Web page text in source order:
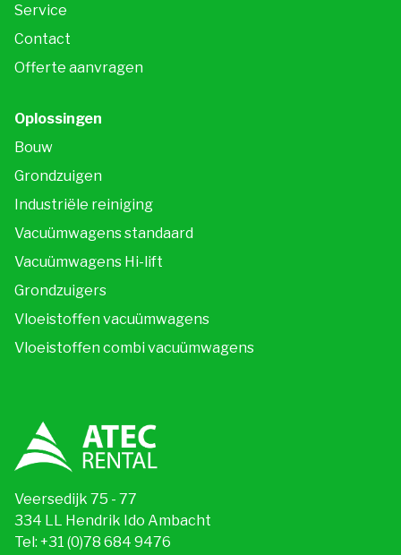
Service
Contact
Offerte aanvragen
Oplossingen
Bouw
Grondzuigen
Industriële reiniging
Vacuümwagens standaard
Vacuümwagens Hi-lift
Grondzuigers
Vloeistoffen vacuümwagens
Vloeistoffen combi vacuümwagens
Veersedijk 75 - 77
334 LL Hendrik Ido Ambacht
Tel: +31 (0)78 684 9476